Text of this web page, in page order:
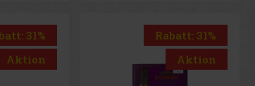
31%
Aktion
Rabatt: 31%
Aktion